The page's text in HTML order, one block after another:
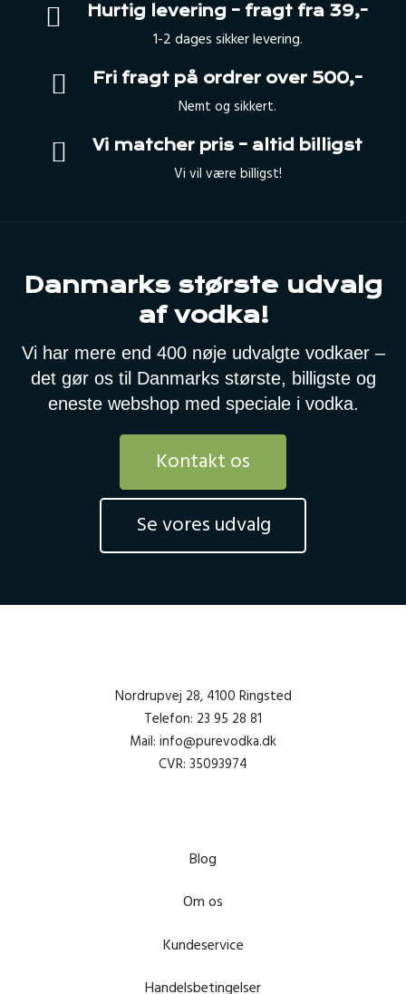
Hurtig levering – fragt fra 39,-
1-2 dages sikker levering.
Fri fragt på ordrer over 500,-
Nemt og sikkert.
Vi matcher pris – altid billigst
Vi vil være billigst!
Danmarks største udvalg
af vodka!
Vi har mere end 400 nøje udvalgte vodkaer –
det gør os til Danmarks største, billigste og
eneste webshop med speciale i vodka.
Kontakt os
Se vores udvalg
Nordrupvej 28, 4100 Ringsted
Telefon: 23 95 28 81
Mail: info@purevodka.dk
CVR: 35093974
Blog
Om os
Kundeservice
Handelsbetingelser